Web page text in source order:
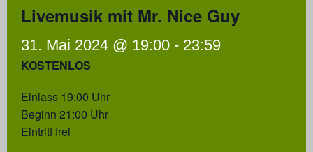
Livemusik mit Mr. Nice Guy
31. Mai 2024 @ 19:00 - 23:59
KOSTENLOS
Einlass 19:00 Uhr
Beginn 21:00 Uhr
Eintritt frei